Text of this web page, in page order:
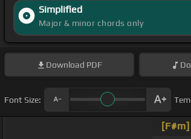
Simplified
Major & minor chords only
Download PDF
Font Size:
[F#m]